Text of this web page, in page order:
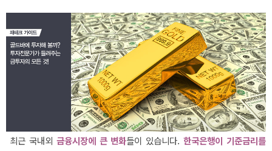
최근 국내외 금융시장에 큰 변화들이 있습니다. 한국은행이 기준금리를